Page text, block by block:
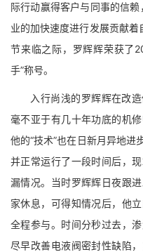
际行动赢得客户与同事的信赖
业的加快速度进行发展贡献着
节来临之际，罗辉辉荣获了
手”称号。
入行尚浅的罗辉辉在改造
毫不亚于有几十年功底的机
他的“技术”也在日新月异地进
并正常运行了一段时间后，
漏情况。当时罗辉辉日夜跟
家休息，可得知情况后，他
全程参与。时间分秒过去，
尽早改善电液阀密封性缺陷